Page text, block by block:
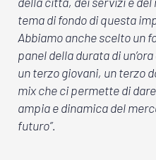
tema di fondo di questa
Abbiamo anche scelto un
panel della durata di
un terzo giovani, un terzo
mix che ci permette di
ampia e dinamica del
futuro”.